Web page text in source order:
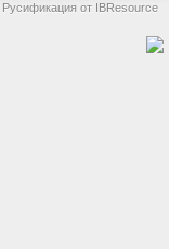
Русификация от IBResource